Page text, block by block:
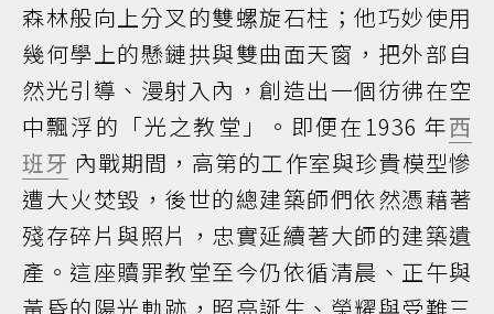
森林般向上分叉的雙螺旋石柱；他巧妙使用
幾何學上的懸鏈拱與雙曲面天窗，把外部自
然光引導、漫射入內，創造出一個彷彿在空
中飄浮的「光之教堂」。即便在1936 年西
班牙 內戰期間，高第的工作室與珍貴模型慘
遭大火焚毀，後世的總建築師們依然憑藉著
殘存碎片與照片，忠實延續著大師的建築遺
產。這座贖罪教堂至今仍依循清晨、正午與